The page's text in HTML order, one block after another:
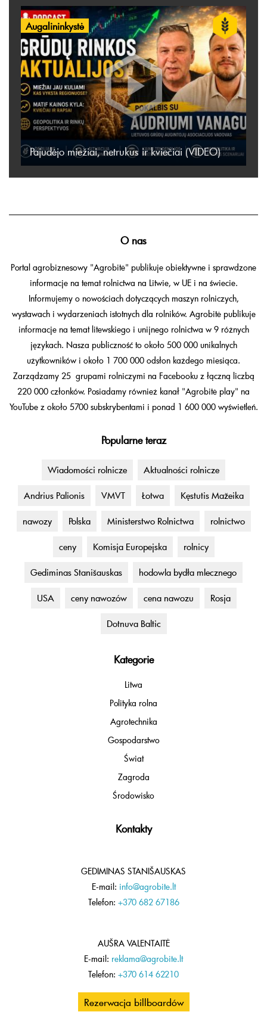
Augalininkystė
Pajudėjo miežiai, netrukus ir kviečiai (VIDEO)
O nas
Portal agrobiznesowy "Agrobitė" publikuje obiektywne i sprawdzone
informacje na temat rolnictwa na Litwie, w UE i na świecie.
Informujemy o nowościach dotyczących maszyn rolniczych,
wystawach i wydarzeniach istotnych dla rolników. Agrobitė publikuje
informacje na temat litewskiego i unijnego rolnictwa w 9 różnych
językach. Nasza publiczność to około 500 000 unikalnych
użytkowników i około 1 700 000 odsłon każdego miesiąca.
Zarządzamy 25 grupami rolniczymi na Facebooku z łączną liczbą
220 000 członków. Posiadamy również kanał "Agrobitė play" na
YouTube z około 5700 subskrybentami i ponad 1 600 000 wyświetleń.
Popularne teraz
Wiadomości rolnicze Aktualności rolnicze
Andrius Palionis VMVT Łotwa Kęstutis Mažeika
nawozy Polska Ministerstwo Rolnictwa rolnictwo
ceny Komisja Europejska rolnicy
Gediminas Stanišauskas hodowla bydła mlecznego
USA ceny nawozów cena nawozu Rosja
Dotnuva Baltic
Kategorie
Litwa
Polityka rolna
Agrotechnika
Gospodarstwo
Świat
Zagroda
Środowisko
Kontakty
GEDIMINAS STANIŠAUSKAS
E-mail: info@agrobite.lt
Telefon: +370 682 67186
AUŠRA VALENTAITĖ
E-mail: reklama@agrobite.lt
Telefon: +370 614 62210
Rezerwacja billboardów